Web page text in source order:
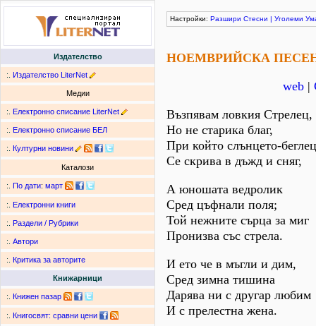
Издателство
:. Издателство LiterNet
Медии
:. Електронно списание LiterNet
:. Електронно списание БЕЛ
:. Културни новини
Каталози
:. По дати: март
:. Електронни книги
:. Раздели / Рубрики
:. Автори
:. Критика за авторите
Книжарници
:. Книжен пазар
:. Книгосвят: сравни цени
Настройки: Разшири Стесни | Уголеми
НОЕМВРИЙСКА
web |
Възпявам ловкия Стрелец,
Но не старика благ,
При който слънцето-беглец
Се скрива в дъжд и сняг,
А юношата ведролик
Сред цъфнали поля;
Той нежните сърца за миг
Пронизва със стрела.
И ето че в мъгли и дим,
Сред зимна тишина
Дарява ни с другар любим
И с прелестна жена.